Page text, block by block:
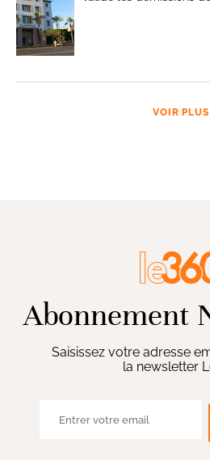
VOIR PLUS
Abonnement
Saisissez votre adresse
la newsletter